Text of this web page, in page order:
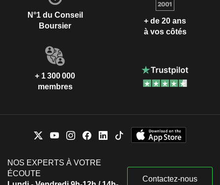
N°1 du Conseil
Boursier
+ de 20 ans
à vos côtés
+ 1 300 000
membres
NOS EXPERTS À VOTRE
ÉCOUTE
Contactez-nous